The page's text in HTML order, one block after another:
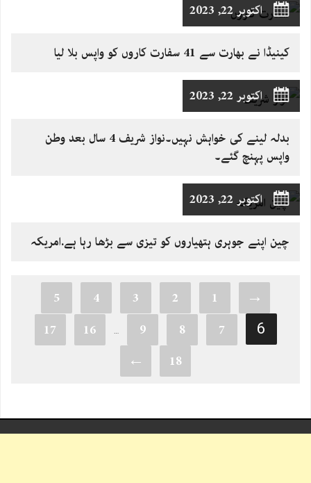
اکتوبر 22, 2023
کینیڈا نے بھارت سے 41 سفارت کاروں کو واپس بلا لیا
اکتوبر 22, 2023
بدلہ لینے کی خواہش نہیں۔نواز شریف 4 سال بعد وطن
واپس پہنچ گئے۔
اکتوبر 22, 2023
چین اپنے جوہری ہتھیاروں کو تیزی سے بڑھا رہا ہے.امریکہ
→
1
2
3
4
5
6
7
8
9
…
16
17
18
←